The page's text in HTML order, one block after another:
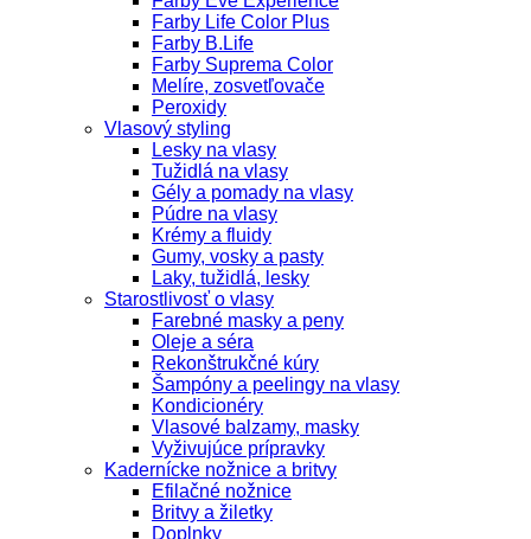
Farby Life Color Plus
Farby B.Life
Farby Suprema Color
Melíre, zosvetľovače
Peroxidy
Vlasový styling
Lesky na vlasy
Tužidlá na vlasy
Gély a pomady na vlasy
Púdre na vlasy
Krémy a fluidy
Gumy, vosky a pasty
Laky, tužidlá, lesky
Starostlivosť o vlasy
Farebné masky a peny
Oleje a séra
Rekonštrukčné kúry
Šampóny a peelingy na vlasy
Kondicionéry
Vlasové balzamy, masky
Vyživujúce prípravky
Kadernícke nožnice a britvy
Efilačné nožnice
Britvy a žiletky
Doplnky